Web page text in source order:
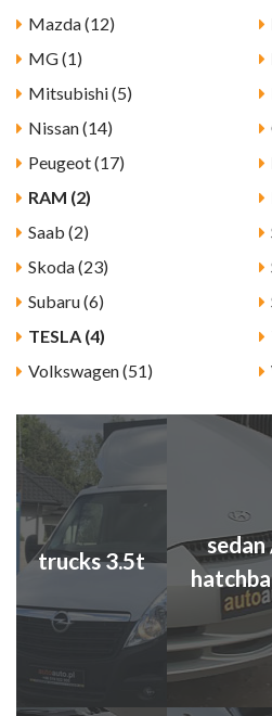
Mazda (12)
MG (1)
Mitsubishi (5)
Nissan (14)
Peugeot (17)
RAM (2)
Saab (2)
Skoda (23)
Subaru (6)
TESLA (4)
Volkswagen (51)
trucks 3.5t
sedan